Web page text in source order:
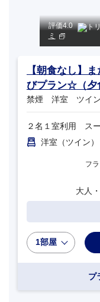
評価4.0
ミ
【朝食なし】
びプラン☆（夕
禁煙 洋室 ツイン
２名１室利用 ス
洋室（ツイン
フ
大人
1部屋
プ